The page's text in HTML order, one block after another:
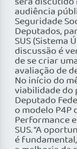
audiência
Seguridade
Deputados,
SUS (Sistema
discussão é
de se criar
avaliação de
No início do
viabilidade
Deputado
o modelo P4P
Performance
SUS. “A
é